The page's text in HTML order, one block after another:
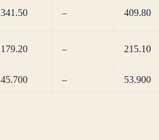
341.50 – 409.80
179.20 – 215.10
45.700 –
53.900